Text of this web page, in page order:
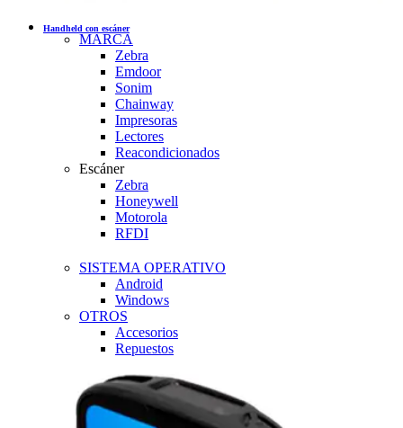
Handheld con escáner
MARCA
Zebra
Emdoor
Sonim
Chainway
Impresoras
Lectores
Reacondicionados
Escáner
Zebra
Honeywell
Motorola
RFDI
SISTEMA OPERATIVO
Android
Windows
OTROS
Accesorios
Repuestos